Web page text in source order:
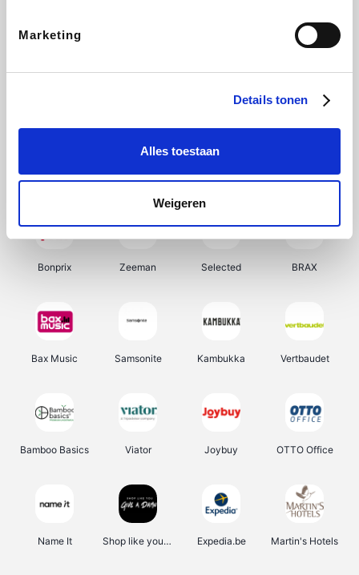
Marketing
Details tonen
Alles toestaan
Weigeren
My Jewellery Tennis Point Samsung Delonghi
Bonprix Zeeman Selected BRAX
Bax Music Samsonite Kambukka Vertbaudet
Bamboo Basics Viator Joybuy OTTO Office
Name It Shop like you Give A Damn Expedia.be Martin's Hotels